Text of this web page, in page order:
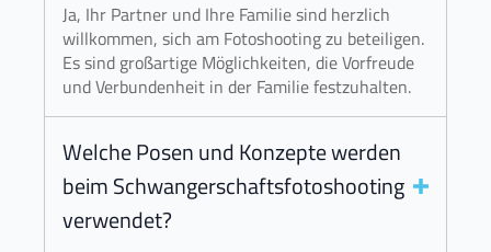
Ja, Ihr Partner und Ihre Familie sind herzlich
willkommen, sich am Fotoshooting zu beteiligen.
Es sind großartige Möglichkeiten, die Vorfreude
und Verbundenheit in der Familie festzuhalten.
Welche Posen und Konzepte werden
beim Schwangerschaftsfotoshooting
verwendet?